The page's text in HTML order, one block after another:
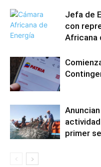
Jefa de
con
Africana
primer